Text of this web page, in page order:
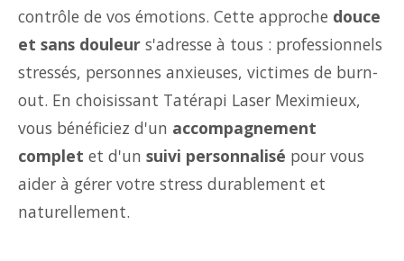
contrôle de vos émotions. Cette approche douce
et sans douleur s'adresse à tous : professionnels
stressés, personnes anxieuses, victimes de burn-
out. En choisissant Tatérapi Laser Meximieux,
vous bénéficiez d'un accompagnement
complet et d'un suivi personnalisé pour vous
aider à gérer votre stress durablement et
naturellement.